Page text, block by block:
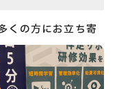
の方にお立ち寄